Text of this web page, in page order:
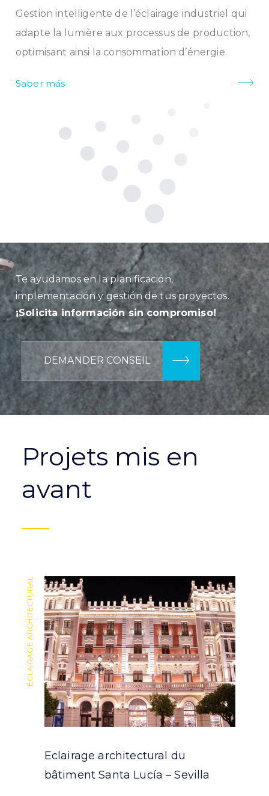
Gestion intelligente de l’éclairage industriel qui
adapte la lumière aux processus de production,
optimisant ainsi la consommation d’énergie.
Saber más
Te ayudamos en la planificación,
implementación y gestión de tus proyectos.
¡Solicita información sin compromiso!
DEMANDER CONSEIL
Projets mis en
avant
ÉCLAIRAGE ARCHITECTURAL
Eclairage architectural du
bâtiment Santa Lucía – Sevilla